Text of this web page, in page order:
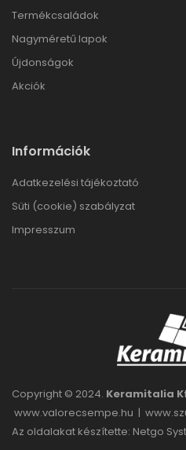
Termékcsaládok
Nagyméretű lapok
Újdonságok
Akciók
Információk
Adatkezelési tájékoztató
Süti (cookie) szabályzat
Impresszum
Copyright © 2024. Keramitalia
www.valorecsempe.hu |
Az oldalakat készítette: Netgo